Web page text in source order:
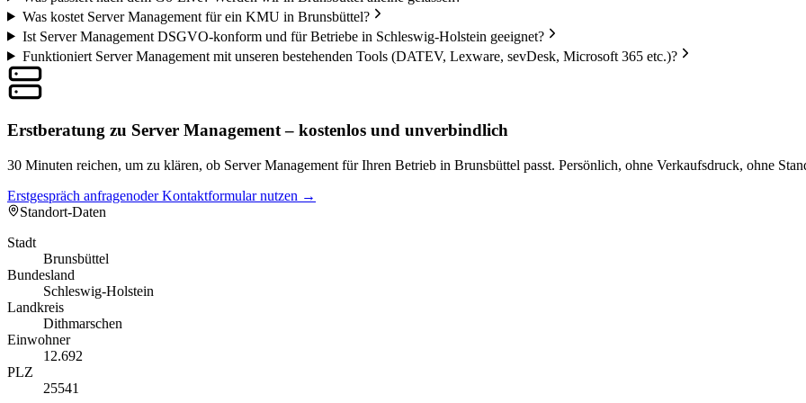
Was kostet Server Management für ein KMU in Brunsbüttel?
Ist Server Management DSGVO-konform und für Betriebe in Schleswig-Holstein geeignet?
Funktioniert Server Management mit unseren bestehenden Tools (DATEV, Lexware, sevDesk, Microsoft 365 etc.)?
Erstberatung zu Server Management – kostenlos und unverbindlich
30 Minuten reichen, um zu klären, ob Server Management für Ihren Betrieb in Brunsbüttel passt. Persönlich, ohne Verkaufsdruck, ohne
Erstgespräch anfragenoder Kontaktformular nutzen →
Standort-Daten
Stadt
Brunsbüttel
Bundesland
Schleswig-Holstein
Landkreis
Dithmarschen
Einwohner
12.692
PLZ
25541